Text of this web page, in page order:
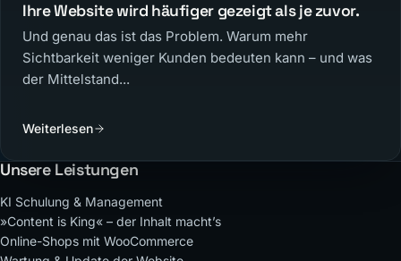
Ihre Website wird häufiger gezeigt als je zuvor.
Und genau das ist das Problem. Warum mehr
Sichtbarkeit weniger Kunden bedeuten kann – und was
der Mittelstand...
Weiterlesen
Unsere Leistungen
KI Schulung & Management
»Content is King« – der Inhalt macht’s
Online-Shops mit WooCommerce